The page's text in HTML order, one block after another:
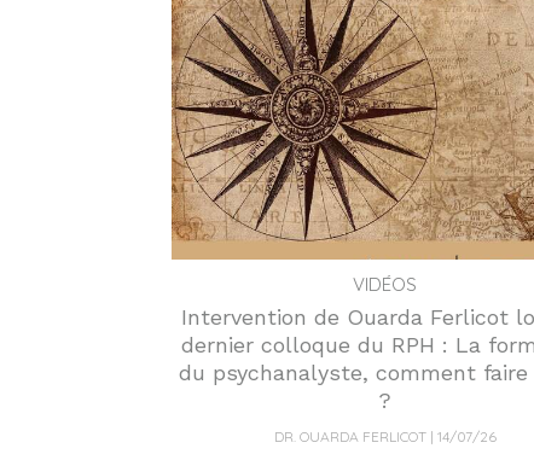
VIDÉOS
Intervention de Ouarda Ferlicot
dernier colloque du RPH : La
du psychanalyste, comment faire
?
DR. OUARDA FERLICOT
14/07/26